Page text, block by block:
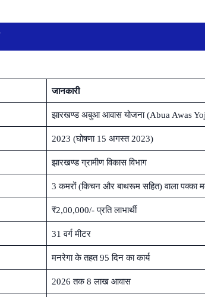
जानकारी
झारखण्ड अबुआ आवास योजना (Abua Awas
2023 (घोषणा 15 अगस्त 2023)
झारखण्ड ग्रामीण विकास विभाग
3 कमरों (किचन और बाथरूम सहित) वाला पक्का
₹2,00,000/- प्रति लाभार्थी
31 वर्ग मीटर
मनरेगा के तहत 95 दिन का कार्य
2026 तक 8 लाख आवास